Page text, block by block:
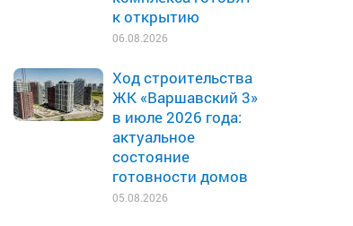
к открытию
06.08.2026
Ход строительства
ЖК «Варшавский 3»
в июле 2026 года:
актуальное
состояние
готовности домов
05.08.2026